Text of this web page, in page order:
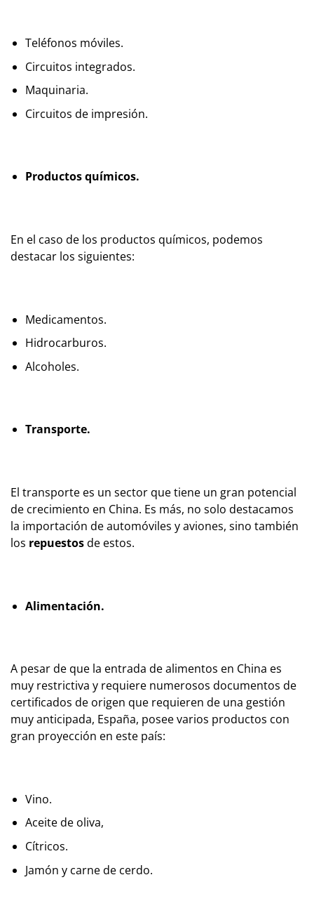
Teléfonos móviles.
Circuitos integrados.
Maquinaria.
Circuitos de impresión.
Productos químicos.
En el caso de los productos químicos, podemos
destacar los siguientes:
Medicamentos.
Hidrocarburos.
Alcoholes.
Transporte.
El transporte es un sector que tiene un gran potencial
de crecimiento en China. Es más, no solo destacamos
la importación de automóviles y aviones, sino también
los repuestosde estos.
Alimentación.
A pesar de que la entrada de alimentos en China es
muy restrictiva y requiere numerosos documentos de
certificados de origen que requieren de una gestión
muy anticipada, España, posee varios productos con
gran proyección en este país:
Vino.
Aceite de oliva,
Cítricos.
Jamón y carne de cerdo.